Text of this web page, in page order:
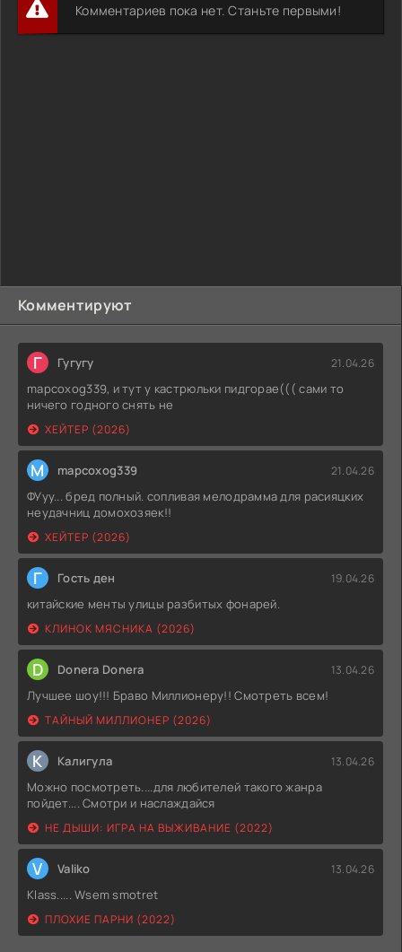
Комментируют
Г Гугугу 21.04.26
mapcoxog339, и тут у кастрюльки пидгорае((( сами то
ничего годного снять не
ХЕЙТЕР (2026)
M mapcoxog339 21.04.26
ФУуу... бред полный. сопливая мелодрамма для расияцких
неудачниц домохозяек!!
ХЕЙТЕР (2026)
Г Гость ден 19.04.26
китайские менты улицы разбитых фонарей.
КЛИНОК МЯСНИКА (2026)
D Donera Donera 13.04.26
Лучшее шоу!!! Браво Миллионеру!! Смотреть всем!
ТАЙНЫЙ МИЛЛИОНЕР (2026)
К Калигула 13.04.26
Можно посмотреть....для любителей такого жанра
пойдет.... Смотри и наслаждайся
НЕ ДЫШИ: ИГРА НА ВЫЖИВАНИЕ (2022)
V Valiko 13.04.26
Klass..... Wsem smotret
ПЛОХИЕ ПАРНИ (2022)
Комментариев пока нет. Станьте первыми!